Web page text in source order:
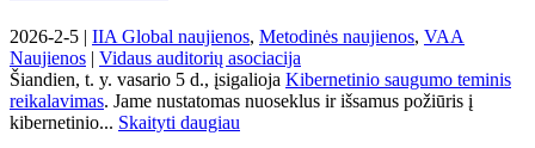
2026-2-5 | IIA Global naujienos, Metodinės naujienos, VAA
Naujienos | Vidaus auditorių asociacija
Šiandien, t. y. vasario 5 d., įsigalioja Kibernetinio saugumo teminis
reikalavimas. Jame nustatomas nuoseklus ir išsamus požiūris į
kibernetinio... Skaityti daugiau